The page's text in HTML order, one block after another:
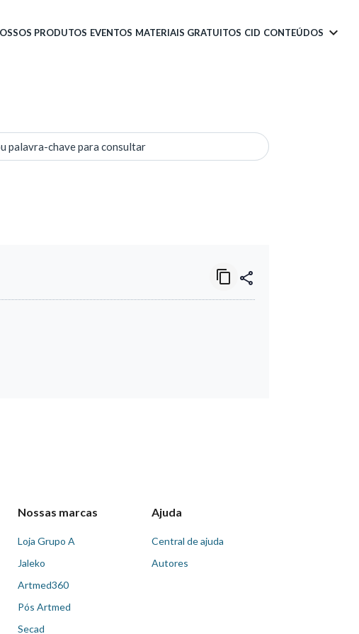
PRODUTOS EVENTOS MATERIAIS GRATUITOS CID CONTEÚDOS
palavra-chave para consultar
Nossas marcas
Loja Grupo A
Jaleko
Artmed360
Pós Artmed
Secad
Ajuda
Central de ajuda
Autores